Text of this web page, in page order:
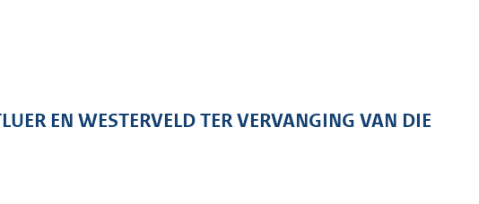
EN WESTERVELD TER VERVANGING VAN DIE